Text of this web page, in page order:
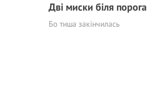
Дві миски біля порога
Бо тиша закінчилась